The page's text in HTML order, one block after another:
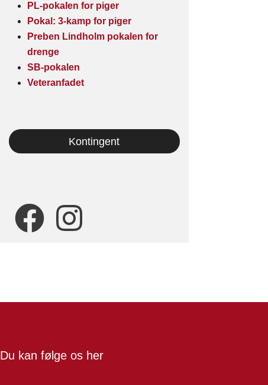
PL-pokalen for piger
Pokal: 3-kamp for piger
Preben Lindholm pokalen for
drenge
SB-pokalen
Veteranfadet
Kontingent
Du kan følge os her